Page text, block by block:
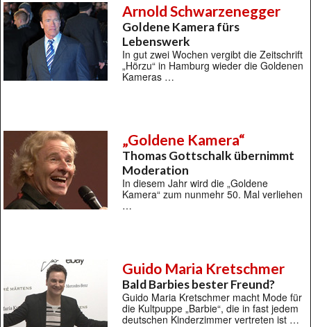
Arnold Schwarzenegger
Goldene Kamera fürs
Lebenswerk
In gut zwei Wochen vergibt die Zeitschrift
„Hörzu“ in Hamburg wieder die Goldenen
Kameras …
„Goldene Kamera“
Thomas Gottschalk übernimmt
Moderation
In diesem Jahr wird die „Goldene
Kamera“ zum nunmehr 50. Mal verliehen
…
Guido Maria Kretschmer
Bald Barbies bester Freund?
Guido Maria Kretschmer macht Mode für
die Kultpuppe „Barbie“, die in fast jedem
deutschen Kinderzimmer vertreten ist …